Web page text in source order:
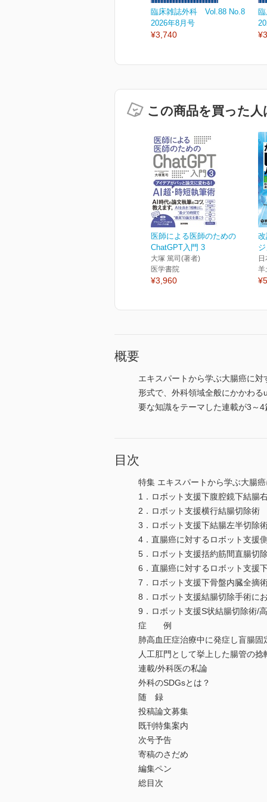
臨床雑誌外科 Vol.88 No.8
2026年8月号
¥3,740
この商品を買った
医師による医師のための
ChatGPT入門 3
大塚 篤司(著者)
医学書院
¥3,960
羊
概要
エキスパートから学ぶ大腸癌に
形式で、外科領域全般にかかわ
要な知識をテーマした連載が3～
目次
特集 エキスパートから学ぶ大腸
1．ロボット支援下腹腔鏡下結腸
2．ロボット支援横行結腸切除術
3．ロボット支援下結腸左半切除
4．直腸癌に対するロボット支援
5．ロボット支援括約筋間直腸切
6．直腸癌に対するロボット支援
7．ロボット支援下骨盤内臓全摘
8．ロボット支援結腸切除手術に
9．ロボット支援S状結腸切除術/
症 例
肺高血圧症治療中に発症し盲腸
人工肛門として挙上した腸管の
連載/外科医の私論
外科のSDGsとは？
随 録
投稿論文募集
既刊特集案内
次号予告
寄稿のさだめ
編集ペン
総目次